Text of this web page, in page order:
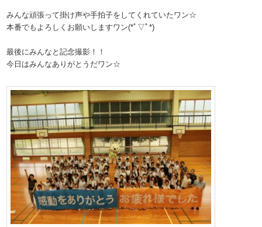
みんな頑張って掛け声や手拍子をしてくれていたワン☆
本番でもよろしくお願いしますワン(*ﾟ▽ﾟ*)
最後にみんなと記念撮影！！
今日はみんなありがとうだワン☆